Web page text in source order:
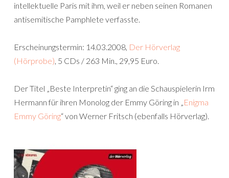
intellektuelle Paris mit ihm, weil er neben seinen Romanen
antisemitische Pamphlete verfasste.
Erscheinungstermin: 14.03.2008, Der Hörverlag
(Hörprobe), 5 CDs / 263 Min., 29,95 Euro.
Der Titel „Beste Interpretin“ ging an die Schauspielerin Irm
Hermann für ihren Monolog der Emmy Göring in „Enigma
Emmy Göring“ von Werner Fritsch (ebenfalls Hörverlag).